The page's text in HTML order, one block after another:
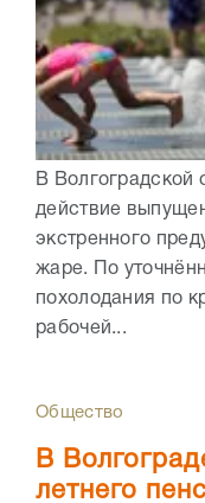
В
действие
экстренного
жаре. По
похолодания по
рабочей...
Общество
В
летнего